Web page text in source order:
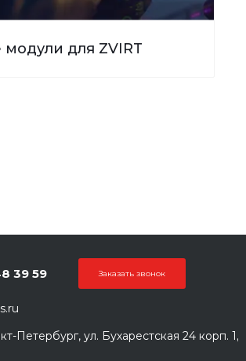
для ZVIRT
39 59 Заказать звонок
Петербург, ул. Бухарестская 24 корп. 1,